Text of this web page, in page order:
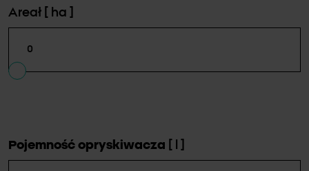
Areał [ ha ]
Pojemność opryskiwacza